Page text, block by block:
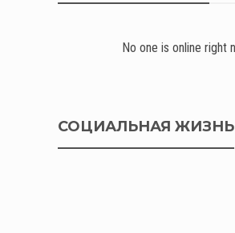
No one is online right
СОЦИАЛЬНАЯ ЖИЗНЬ